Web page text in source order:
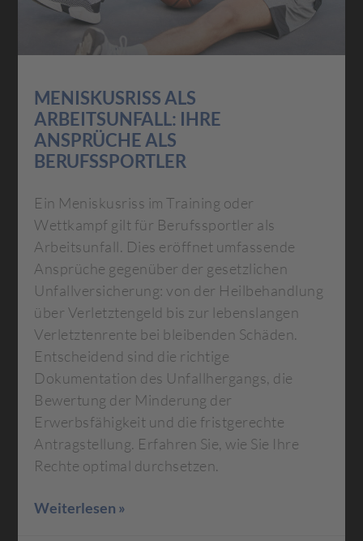
MENISKUSRISS ALS
ARBEITSUNFALL: IHRE
ANSPRÜCHE ALS
BERUFSSPORTLER
Ein Meniskusriss im Training oder
Wettkampf gilt für Berufssportler als
Arbeitsunfall. Dies eröffnet umfassende
Ansprüche gegenüber der gesetzlichen
Unfallversicherung: von der Heilbehandlung
über Verletztengeld bis zur lebenslangen
Verletztenrente bei bleibenden Schäden.
Entscheidend sind die richtige
Dokumentation des Unfallhergangs, die
Bewertung der Minderung der
Erwerbsfähigkeit und die fristgerechte
Antragstellung. Erfahren Sie, wie Sie Ihre
Rechte optimal durchsetzen.
Weiterlesen »